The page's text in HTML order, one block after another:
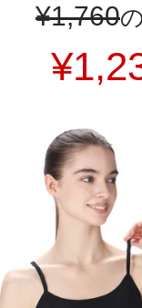
¥1,760
¥